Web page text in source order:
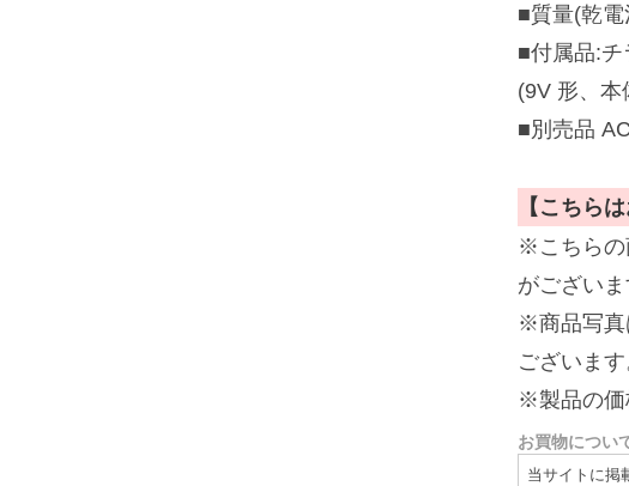
■質量(乾
■付属品:
(9V 形、本
■別売品
【こちら
※こちらの
がございま
※商品写真
ございます
※製品の価
お買物につい
当サイトに掲